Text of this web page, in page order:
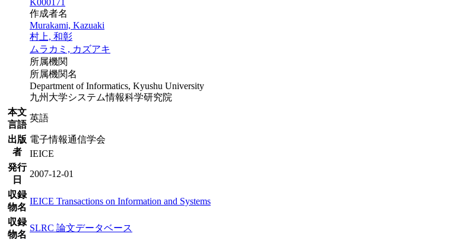
作成者名
Murakami, Kazuaki
村上, 和彰
ムラカミ, カズアキ
所属機関
所属機関名
Department of Informatics, Kyushu University
九州大学システム情報科学研究院
本文
言語
英語
出版
者
電子情報通信学会
IEICE
発行
日
2007-12-01
収録
物名
IEICE Transactions on Information and Systems
収録
物名
SLRC 論文データベース